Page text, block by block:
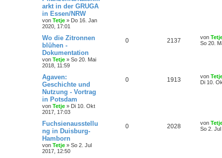
arkt in der GRUGA
in Essen/NRW
von Tetje » Do 16. Jan
2020, 17:01
Wo die Zitronnen
blühen -
Dokumentation
von Tetje » So 20. Mai
2018, 11:59
0 2137 von
So 20.
Agaven:
Geschichte und
Nutzung - Vortrag
in Potsdam
von Tetje » Di 10. Okt
2017, 17:03
0 1913 von
Di 10.
Fuchsienausstellu
ng in Duisburg-
Hamborn
von Tetje » So 2. Jul
2017, 12:50
0 2028 von
So 2.